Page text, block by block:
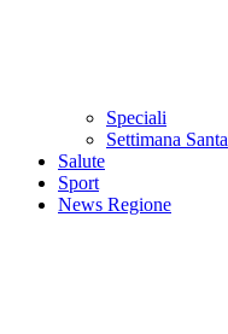
Speciali
Settimana Santa
Salute
Sport
News Regione